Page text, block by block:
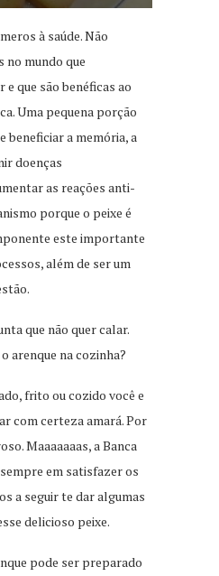
à saúde. Não
no mundo que
que são benéficas ao
Uma pequena porção
beneficiar a memória, a
doenças
as reações anti-
porque o peixe é
este importante
além de ser um
que não quer calar.
arenque na cozinha?
frito ou cozido você e
com certeza amará. Por
Maaaaaaas, a Banca
em satisfazer os
a seguir te dar algumas
delicioso peixe.
pode ser preparado